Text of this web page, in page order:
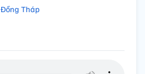
Đồng Tháp